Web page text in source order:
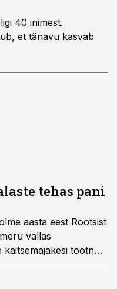
40 inimest.
et tänavu kasvab
tehas pani
eest Rootsist
vallas
tootnud